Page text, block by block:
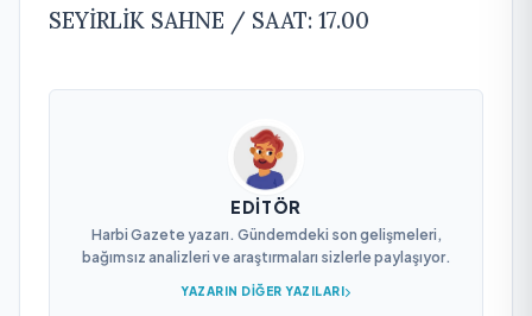
SEYİRLİK SAHNE / SAAT: 17.00
EDITÖR
Harbi Gazete yazarı. Gündemdeki son gelişmeleri,
bağımsız analizleri ve araştırmaları sizlerle paylaşıyor.
YAZARIN DIĞER YAZILARI